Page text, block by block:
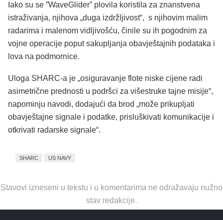
Iako su se ”WaveGlider” plovila koristila za znanstvena
istraživanja, njihova „duga izdržljivost“, s njihovim malim
radarima i malenom vidljivošću, činile su ih pogodnim za
vojne operacije poput sakupljanja obavještajnih podataka i
lova na podmornice.
Uloga SHARC-a je „osiguravanje flote niske cijene radi
asimetrične prednosti u podršci za višestruke tajne misije“,
napominju navodi, dodajući da brod „može prikupljati
obavještajne signale i podatke, prisluškivati komunikacije i
otkrivati radarske signale“.
SHARC US NAVY
Stavovi izneseni u tekstu i u komentarima ne odražavaju nužno
stav redakcije.